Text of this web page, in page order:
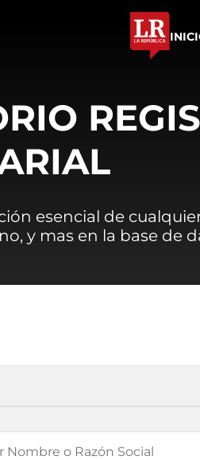
esencial de
y mas en la base de